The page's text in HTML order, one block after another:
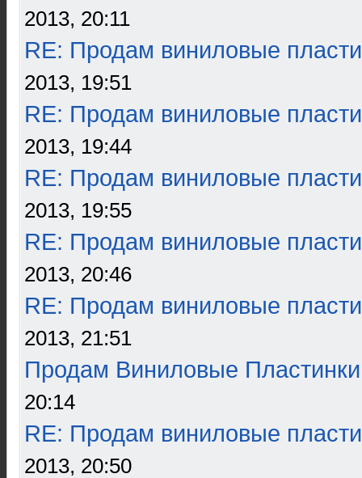
2013, 20:11
RE: Продам виниловые
2013, 19:51
RE: Продам виниловые
2013, 19:44
RE: Продам виниловые
2013, 19:55
RE: Продам виниловые
2013, 20:46
RE: Продам виниловые
2013, 21:51
Продам Виниловые Пластинки
20:14
RE: Продам виниловые
2013, 20:50